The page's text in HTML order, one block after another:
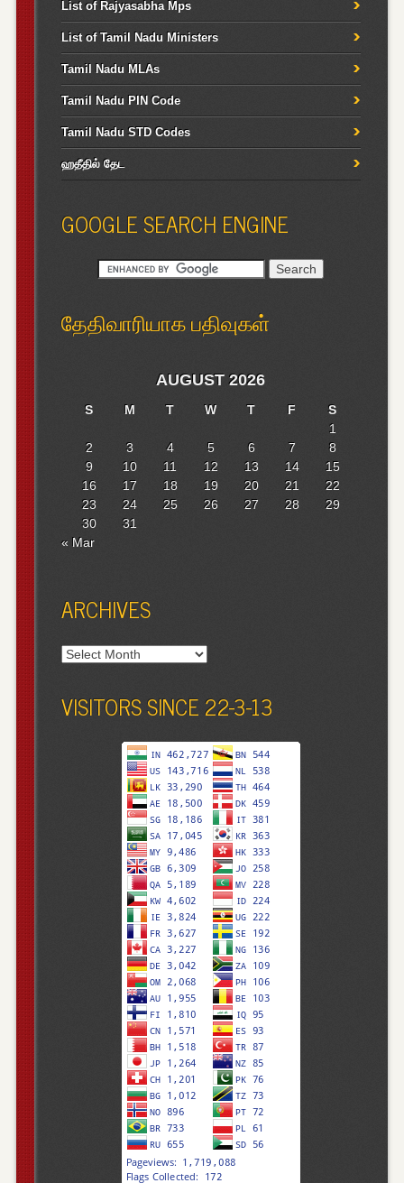
List of Rajyasabha Mps
List of Tamil Nadu Ministers
Tamil Nadu MLAs
Tamil Nadu PIN Code
Tamil Nadu STD Codes
ஹதீதில் தேட
GOOGLE SEARCH ENGINE
தேதிவாரியாக பதிவுகள்
AUGUST 2026
S M T W T F
S
1
2
3 4 5 6 7
8
9
10 11 12 13 14
15
16
17 18 19 20 21
22
23
24 25 26 27 28
29
30
31
« Mar
ARCHIVES
Archives
VISITORS SINCE 22-3-13